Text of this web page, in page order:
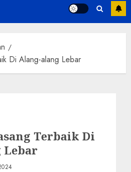
Di Alang-alang Lebar
Terbaik Di
Lebar